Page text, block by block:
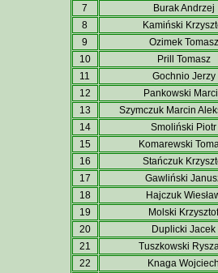
7
Burak Andrzej
8
Kamiński
9
Ozimek Tomasz
10
Prill Tomasz
11
Gochnio Jerzy
12
Pankowski
13
Szymczuk Marcin
14
Smoliński Piotr
15
Komarewski
16
Stańczuk
17
Gawliński
18
Hajczuk
19
Molski Krzysztof
20
Duplicki Jacek
21
Tuszkowski
22
Knaga